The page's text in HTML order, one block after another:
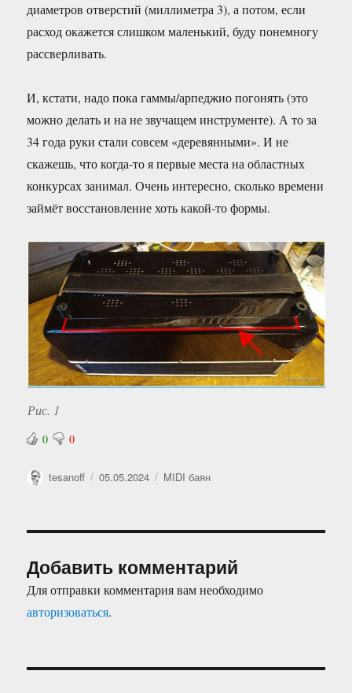
диаметров отверстий (миллиметра 3), а потом, если
расход окажется слишком маленький, буду понемногу
рассверливать.
И, кстати, надо пока гаммы/арпеджио погонять (это
можно делать и на не звучащем инструменте). А то за
34 года руки стали совсем «деревянными». И не
скажешь, что когда-то я первые места на областных
конкурсах занимал. Очень интересно, сколько времени
займёт восстановление хоть какой-то формы.
Рис. 1
0 0
Автор
tesanoff Опубликовано
05.05.2024 Рубрики
MIDI баян
Добавить комментарий
Для отправки комментария вам необходимо
авторизоваться.